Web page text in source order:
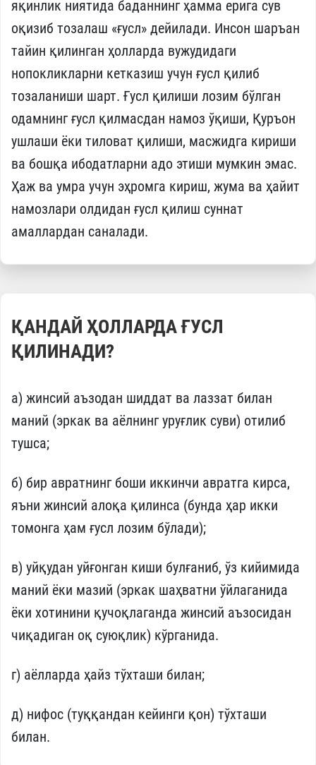
яқинлик ниятида баданнинг ҳамма ерига сув
оқизиб тозалаш «ғусл» дейилади. Инсон шаръан
тайин қилинган ҳолларда вужудидаги
нопокликларни кетказиш учун ғусл қилиб
тозаланиши шарт. Ғусл қилиши лозим бўлган
одамнинг ғусл қилмасдан намоз ўқиши, Қуръон
ушлаши ёки тиловат қилиши, масжидга кириши
ва бошқа ибодатларни адо этиши мумкин эмас.
Ҳаж ва умра учун эҳромга кириш, жума ва ҳайит
намозлари олдидан ғусл қилиш суннат
амаллардан саналади.
ҚАНДАЙ ҲОЛЛАРДА ҒУСЛ
ҚИЛИНАДИ?
а) жинсий аъзодан шиддат ва лаззат билан
маний (эркак ва аёлнинг уруғлик суви) отилиб
тушса;
б) бир авратнинг боши иккинчи авратга кирса,
яъни жинсий алоқа қилинса (бунда ҳар икки
томонга ҳам ғусл лозим бўлади);
в) уйқудан уйғонган киши булғаниб, ўз кийимида
маний ёки мазий (эркак шаҳватни ўйлаганида
ёки хотинини қучоқлаганда жинсий аъзосидан
чиқадиган оқ суюқлик) кўрганида.
г) аёлларда ҳайз тўхташи билан;
д) нифос (туққандан кейинги қон) тўхташи
билан.